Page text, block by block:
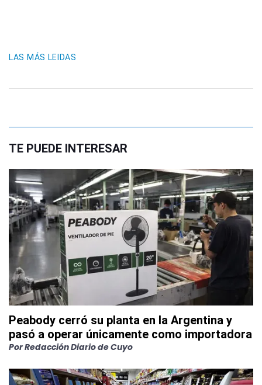
LAS MÁS LEIDAS
TE PUEDE INTERESAR
Peabody cerró su planta en la Argentina y
pasó a operar únicamente como importadora
PorRedacción Diario de Cuyo